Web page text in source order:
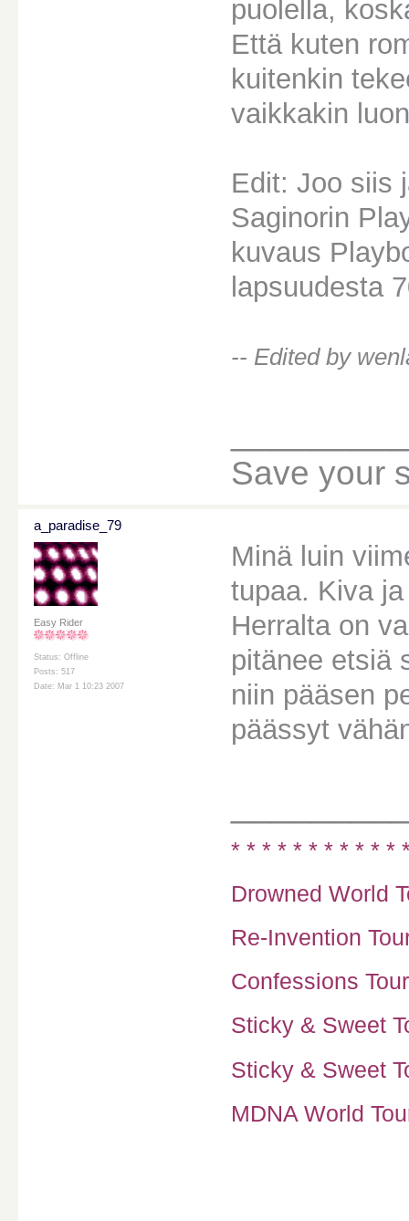
puolella,
Että kuten
kuitenkin
vaikkakin
Edit: Joo siis
Saginorin
kuvaus
lapsuudesta
-- Edited by
Save your
a_paradise_79
Easy Rider
Status: Offline
Posts: 517
Date: Mar 1 10:23 2007
Minä luin
tupaa. Kiva
Herralta on
pitänee etsiä
niin pääsen
päässyt
* * * * * * * * * * *
Drowned World
Re-Invention
Confessions
Sticky & Sweet
Sticky & Sweet
MDNA World